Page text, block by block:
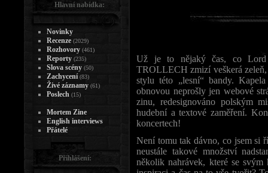
Už je to nějaký čas, co Lord
TROLLECH zmizí veškerá
stylu této „lesní“ bandy.
obnovou neprošly jen webové
zinu, redesignováno polským
hudební a textové zaměření.
koncertech!
Není tomu tak dávno, co jsem si
neustále takové množství
několik nahrávek, které se
Hlavní nabídka:
Novinky
Recenze (2029)
Rozhovory (461)
Reporty (235)
Slova scény (50)
Zachycení (83)
Živé záznamy (61)
Poslech (15)
Mortem Zine
English interviews
Přátelé
Přihlášení: